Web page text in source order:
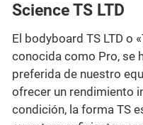
Science TS LTD
El bodyboard TS LTD o
conocida como Pro, se
preferida de nuestro
ofrecer un rendimiento
condición, la forma TS